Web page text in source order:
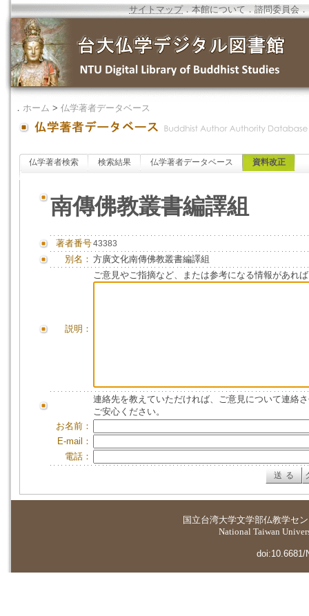
サイトマップ．本館について ．諮問委員会 ．
． ホーム > 仏学著者データベース
仏学著者検索 検索結果 仏学著者データベース 資料改正
南傳佛教叢書編譯組
著者番号43383
別名： 方廣文化南傳佛教叢書編譯組
説明：
ご意見やご指摘など、または参考になる情報があれ
連絡先を教えていただければ、ご意見について連絡
ご安心ください。
お名前：
E-mail：
電話：
国立台湾大学文学部仏教学セ
National Taiwan
doi:10.6681/